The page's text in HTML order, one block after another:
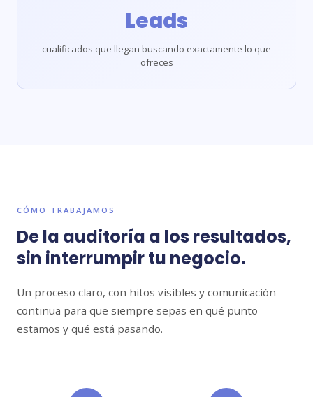
Leads
cualificados que llegan buscando exactamente lo que
ofreces
CÓMO TRABAJAMOS
De la auditoría a los resultados,
sin interrumpir tu negocio.
Un proceso claro, con hitos visibles y comunicación
continua para que siempre sepas en qué punto
estamos y qué está pasando.